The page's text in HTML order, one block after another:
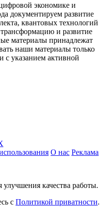
экономике и
документируем развитие
квантовых технологий
и развитие
материалы принадлежат
наши материалы только
с указанием активной
О нас Реклама
качества работы.
с Политикой приватности.